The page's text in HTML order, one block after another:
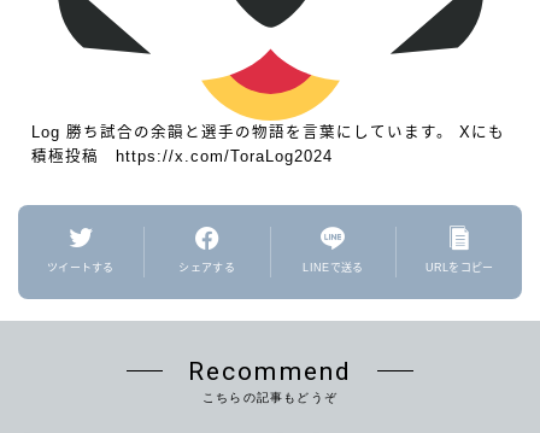
Log 勝ち試合の余韻と選手の物語を言葉にしています。 Xにも
積極投稿 https://x.com/ToraLog2024
ツイートする シェアする LINEで送る URLをコピー
Recommend
こちらの記事もどうぞ